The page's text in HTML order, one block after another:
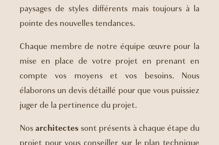
paysages de styles différents mais toujours à la
pointe des nouvelles tendances.
Chaque membre de notre équipe œuvre pour la
mise en place de votre projet en prenant en
compte vos moyens et vos besoins. Nous
élaborons un devis détaillé pour que vous puissiez
juger de la pertinence du projet.
Nos architectes sont présents à chaque étape du
projet pour vous conseiller sur le plan technique